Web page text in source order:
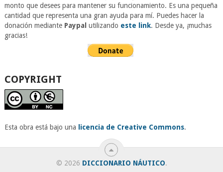
monto que desees para mantener su funcionamiento. Es una pequeña
cantidad que representa una gran ayuda para mí. Puedes hacer la
donación mediante Paypal utilizando este link. Desde ya, ¡muchas
gracias!
COPYRIGHT
Esta obra está bajo una licencia de Creative Commons.
© 2026 DICCIONARIO NÁUTICO.